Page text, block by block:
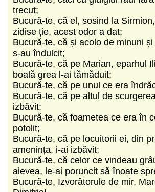
trecut;
Bucură-te, că el, sosind la
zidise ție, acest odor a dat;
Bucură-te, că și acolo de minuni
s-au îndulcit;
Bucură-te, că pe Marian, eparhul
boală grea l-ai tămăduit;
Bucură-te, că pe unul ce era
Bucură-te, că pe altul de
izbăvit;
Bucură-te, că foametea ce era în
potolit;
Bucură-te, că pe locuitorii ei, din
amenința, i-ai izbăvit;
Bucură-te, că celor ce vindeau
aievea, le-ai poruncit să înoate
Bucură-te, Izvorâtorule de mir,